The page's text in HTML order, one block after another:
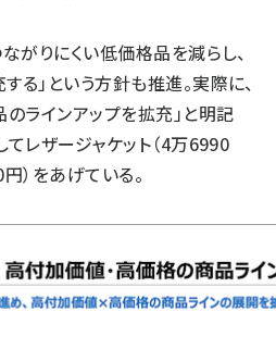
がりにくい低価格品を減らし、
」という方針も推進。実際に、
ラインアップを拡充」と明記
レザージャケット（4万6990
）をあげている。